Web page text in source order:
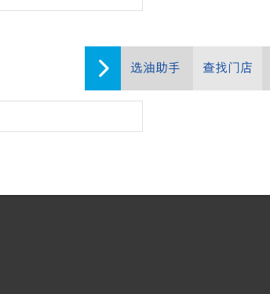
选油助手 查找门店